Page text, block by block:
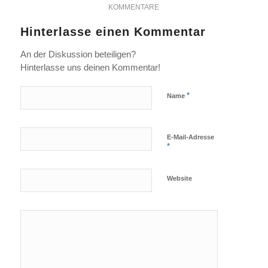
KOMMENTARE
Hinterlasse einen Kommentar
An der Diskussion beteiligen?
Hinterlasse uns deinen Kommentar!
Name *
E-Mail-Adresse
*
Website